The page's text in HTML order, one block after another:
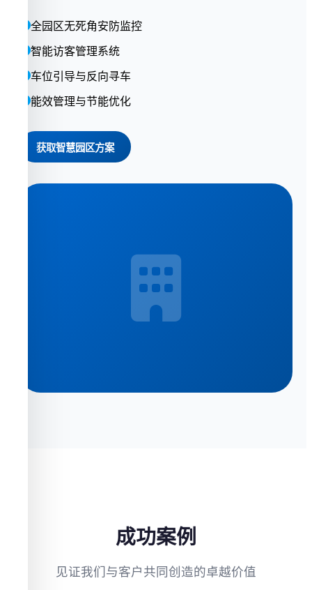
全园区无死角安防监控
智能访客管理系统
车位引导与反向寻车
能效管理与节能优化
获取智慧园区方案
成功案例
见证我们与客户共同创造的卓越价值